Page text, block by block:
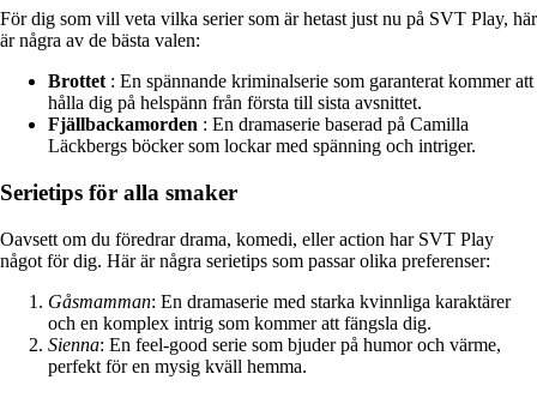
För dig som vill veta vilka serier som är hetast just nu på SVT Play, här
är några av de bästa valen:
Brottet : En spännande kriminalserie som garanterat kommer att
hålla dig på helspänn från första till sista avsnittet.
Fjällbackamorden : En dramaserie baserad på Camilla
Läckbergs böcker som lockar med spänning och intriger.
Serietips för alla smaker
Oavsett om du föredrar drama, komedi, eller action har SVT Play
något för dig. Här är några serietips som passar olika preferenser:
Gåsmamman: En dramaserie med starka kvinnliga karaktärer
och en komplex intrig som kommer att fängsla dig.
Sienna: En feel-good serie som bjuder på humor och värme,
perfekt för en mysig kväll hemma.